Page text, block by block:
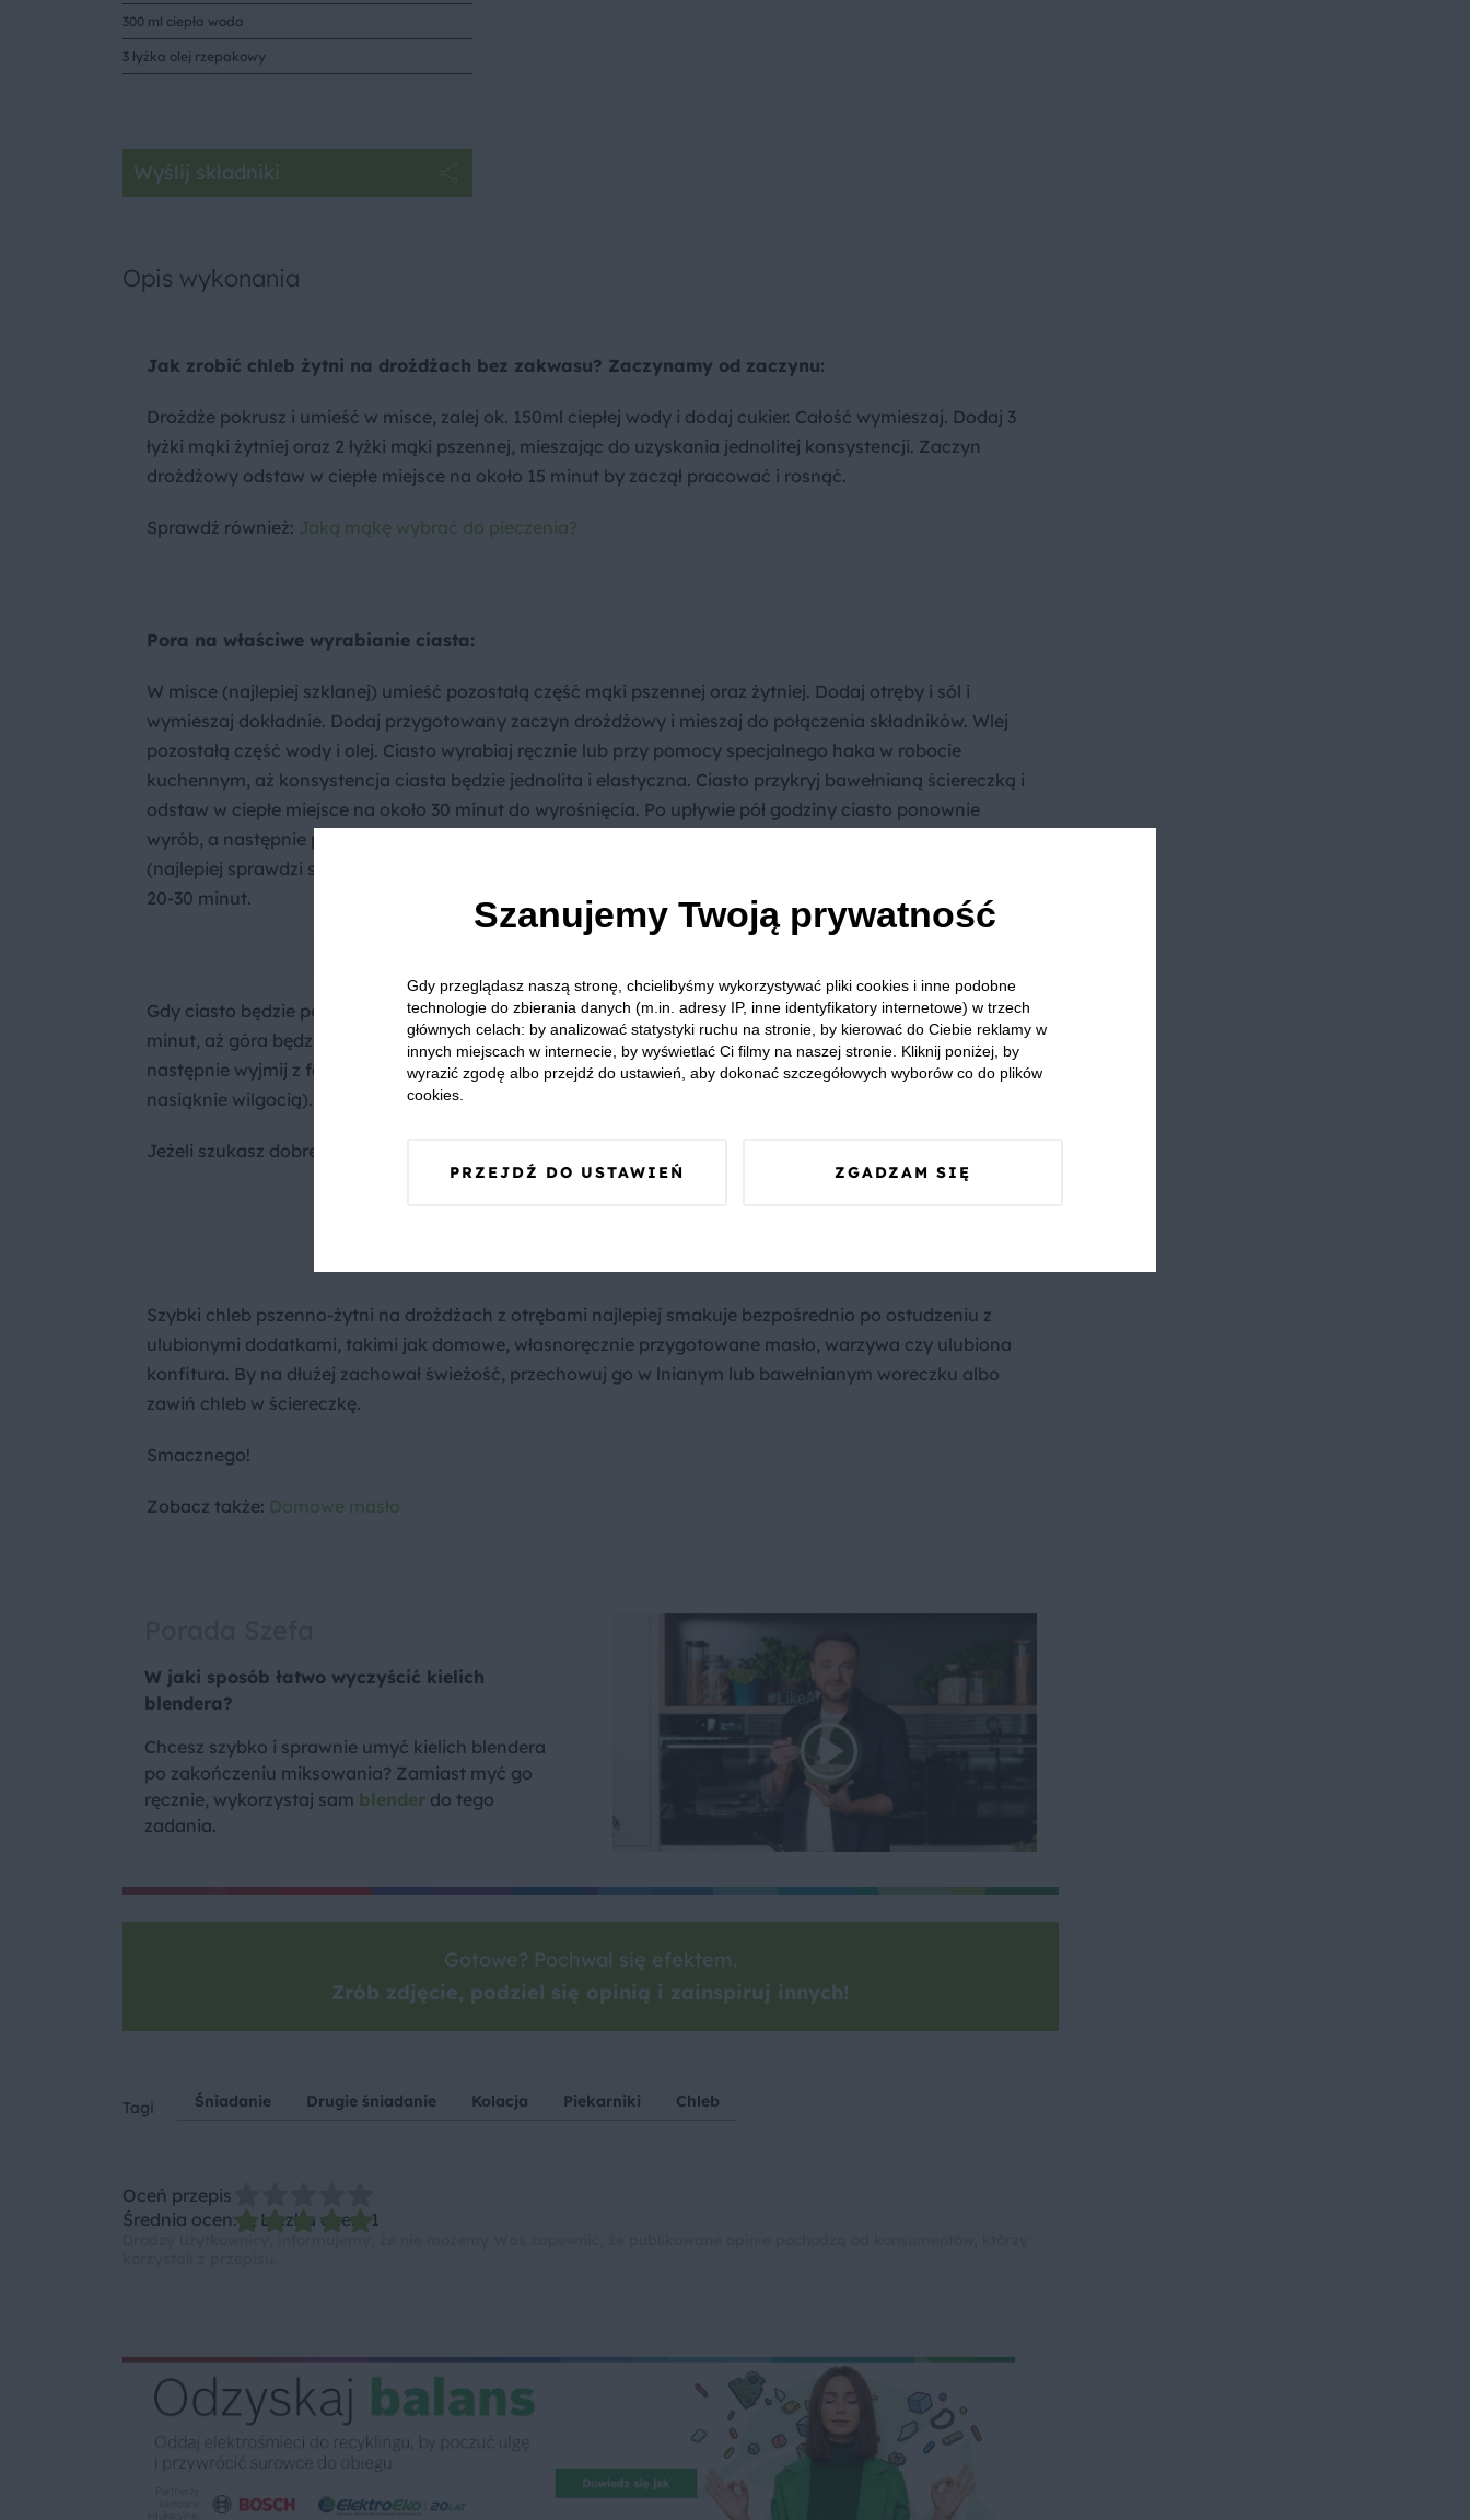
300 ml ciepła woda
3 łyżka olej rzepakowy
Wyślij składniki
Opis wykonania
Jak zrobić chleb żytni na drożdżach bez zakwasu? Zaczynamy od zaczynu:
Drożdże pokrusz i umieść w misce, zalej ok. 150ml ciepłej wody i dodaj cukier. Całość wymieszaj. Dodaj 3
łyżki mąki żytniej oraz 2 łyżki mąki pszennej, mieszając do uzyskania jednolitej konsystencji. Zaczyn
drożdżowy odstaw w ciepłe miejsce na około 15 minut by zaczął pracować i rosnąć.
Sprawdź również: Jaką mąkę wybrać do pieczenia?
Pora na właściwe wyrabianie ciasta:
W misce (najlepiej szklanej) umieść pozostałą część mąki pszennej oraz żytniej. Dodaj otręby i sól i
wymieszaj dokładnie. Dodaj przygotowany zaczyn drożdżowy i mieszaj do połączenia składników. Wlej
pozostałą część wody i olej. Ciasto wyrabiaj ręcznie lub przy pomocy specjalnego haka w robocie
kuchennym, aż konsystencja ciasta będzie jednolita i elastyczna. Ciasto przykryj bawełnianą ściereczką i
odstaw w ciepłe miejsce na około 30 minut do wyrośnięcia. Po upływie pół godziny ciasto ponownie
wyrób, a następnie przełóż do natłuszczonej olejem lub wyłożonej papierem do pieczenia foremki
(najlepiej sprawdzi się prostokątna forma, tzw. keksówka). Odstaw do ponownego wyrośnięcia na około
20-30 minut.
Gdy ciasto będzie po raz kolejny rosło, rozgrzej piekarnik do 180 stopni, wstaw chleb i piecz około 50-60
minut, aż góra będzie ładnie rumiana. Po upieczeniu pozostaw na kilka minut w uchylonym piekarniku, a
następnie wyjmij z foremki i pozostaw na kratce do wystygnięcia (dzięki temu skórka będzie chrupka i nie
nasiąknie wilgocią).
Jeżeli szukasz dobrego piekarnika, koniecznie sprawdź nasz poradnik:
Szybki chleb pszenno-żytni na drożdżach z otrębami najlepiej smakuje bezpośrednio po ostudzeniu z
ulubionymi dodatkami, takimi jak domowe, własnoręcznie przygotowane masło, warzywa czy ulubiona
konfitura. By na dłużej zachował świeżość, przechowuj go w lnianym lub bawełnianym woreczku albo
zawiń chleb w ściereczkę.
Smacznego!
Zobacz także: Domowe masło
W jaki sposób łatwo wyczyścić kielich
blendera?
Chcesz szybko i sprawnie umyć kielich blendera
po zakończeniu miksowania? Zamiast myć go
ręcznie, wykorzystaj sam blender do tego
zadania.
Gotowe? Pochwal się efektem.
Zrób zdjęcie, podziel się opinią i zainspiruj innych!
Tagi Śniadanie Drugie śniadanie Kolacja Piekarniki Chleb
Oceń przepis
Średnia ocen: 5, Liczba ocen: 1
Szanujemy Twoją prywatność
Gdy przeglądasz naszą stronę, chcielibyśmy wykorzystywać pliki cookies i inne podobne
technologie do zbierania danych (m.in. adresy IP, inne identyfikatory internetowe) w trzech
głównych celach: by analizować statystyki ruchu na stronie, by kierować do Ciebie reklamy w
innych miejscach w internecie, by wyświetlać Ci filmy na naszej stronie. Kliknij poniżej, by
wyrazić zgodę albo przejdź do ustawień, aby dokonać szczegółowych wyborów co do plików
cookies.
PRZEJDŹ DO USTAWIEŃ ZGADZAM SIĘ